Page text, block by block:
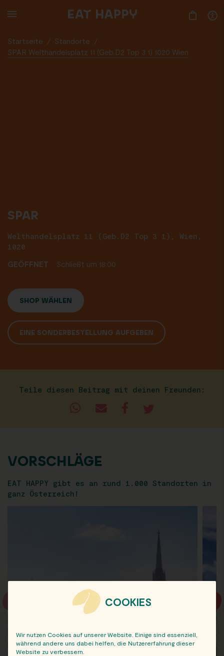
TO
Startseite / Standorte
/
SPAR Welthandelsplatz 11 (Geb.D2 Top 3 1) 1020 Wien
SPAR
Welthandelsplatz 11 (Geb.D2 Top 3 1), Wien,
1020
GEÖFFNET
Schließt um 18:00
SHOP WÄHLEN
EINE SONDERBESTELLUNG AUFGEBEN
Teile diesen Beitrag mit deinen Freunden:
VORSCHLÄGE
EAT HAPPY gibt es an rund 1.000 Standorten in
ganz Österreich!
COOKIES
Wir nutzen Cookies auf unserer Website. Einige sind essenziell,
während andere uns dabei helfen, die Nutzererfahrung dieser
Website zu verbessern.